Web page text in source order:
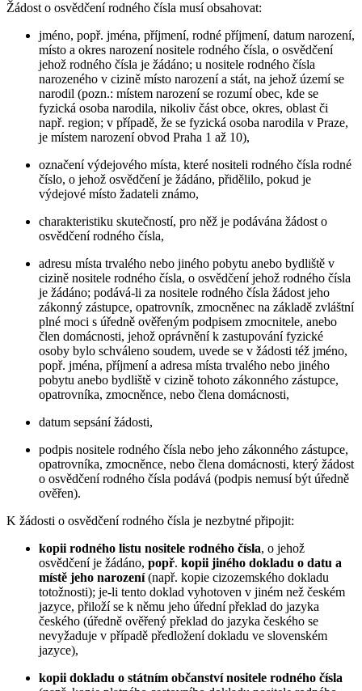
Žádost o osvědčení rodného čísla musí obsahovat:
jméno, popř. jména, příjmení, rodné příjmení, datum narození,
místo a okres narození nositele rodného čísla, o osvědčení
jehož rodného čísla je žádáno; u nositele rodného čísla
narozeného v cizině místo narození a stát, na jehož území se
narodil (pozn.: místem narození se rozumí obec, kde se
fyzická osoba narodila, nikoliv část obce, okres, oblast či
např. region; v případě, že se fyzická osoba narodila v Praze,
je místem narození obvod Praha 1 až 10),
označení výdejového místa, které nositeli rodného čísla rodné
číslo, o jehož osvědčení je žádáno, přidělilo, pokud je
výdejové místo žadateli známo,
charakteristiku skutečností, pro něž je podávána žádost o
osvědčení rodného čísla,
adresu místa trvalého nebo jiného pobytu anebo bydliště v
cizině nositele rodného čísla, o osvědčení jehož rodného čísla
je žádáno; podává-li za nositele rodného čísla žádost jeho
zákonný zástupce, opatrovník, zmocněnec na základě zvláštní
plné moci s úředně ověřeným podpisem zmocnitele, anebo
člen domácnosti, jehož oprávnění k zastupování fyzické
osoby bylo schváleno soudem, uvede se v žádosti též jméno,
popř. jména, příjmení a adresa místa trvalého nebo jiného
pobytu anebo bydliště v cizině tohoto zákonného zástupce,
opatrovníka, zmocněnce, nebo člena domácnosti,
datum sepsání žádosti,
podpis nositele rodného čísla nebo jeho zákonného zástupce,
opatrovníka, zmocněnce, nebo člena domácnosti, který žádost
o osvědčení rodného čísla podává (podpis nemusí být úředně
ověřen).
K žádosti o osvědčení rodného čísla je nezbytné připojit:
kopii rodného listu nositele rodného čísla, o jehož
osvědčení je žádáno, popř. kopii jiného dokladu o datu a
místě jeho narození(např. kopie cizozemského dokladu
totožnosti); je-li tento doklad vyhotoven v jiném než českém
jazyce, přiloží se k němu jeho úřední překlad do jazyka
českého (úředně ověřený překlad do jazyka českého se
nevyžaduje v případě předložení dokladu ve slovenském
jazyce),
kopii dokladu o státním občanství nositele rodného čísla